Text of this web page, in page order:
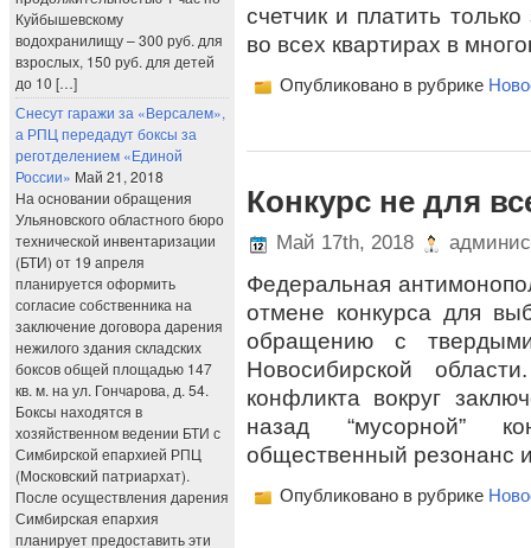
Куйбышевскому
водохранилищу – 300 руб. для
взрослых, 150 руб. для детей
до 10 […]
Снесут гаражи за «Версалем»,
а РПЦ передадут боксы за
реготделением «Единой
России» Май 21, 2018
На основании обращения
Ульяновского областного бюро
технической инвентаризации
(БТИ) от 19 апреля
планируется оформить
согласие собственника на
заключение договора дарения
нежилого здания складских
боксов общей площадью 147
кв. м. на ул. Гончарова, д. 54.
Боксы находятся в
хозяйственном ведении БТИ с
Симбирской епархией РПЦ
(Московский патриархат).
После осуществления дарения
Симбирская епархия
планирует предоставить эти
счетчик и платить
во всех квартирах в
Опубликовано в рубрике
Конкурс не для
Май 17th, 2018
Федеральная
отмене конкурса для
обращению с
Новосибирской
конфликта вокруг
назад “мусорной”
общественный резонанс
Опубликовано в рубрике